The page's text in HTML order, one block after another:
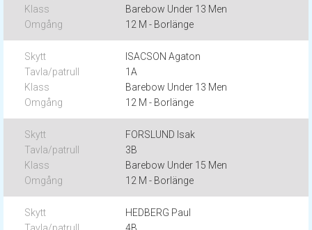
Barebow Under 13 Men
12 M - Borlänge
ISACSON Agaton
1A
Barebow Under 13 Men
12 M - Borlänge
FORSLUND Isak
3B
Barebow Under 15 Men
12 M - Borlänge
HEDBERG Paul